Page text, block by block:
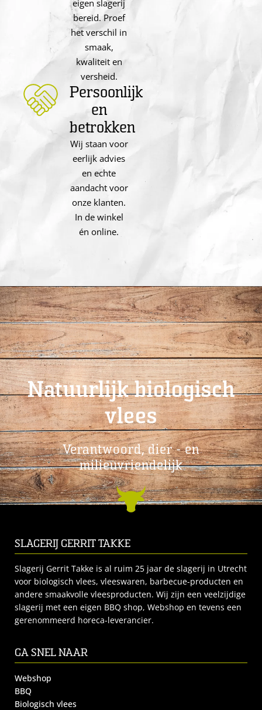
eigen slagerij
bereid. Proef
het verschil in
smaak,
kwaliteit en
versheid.
Persoonlijk
en
betrokken
Wij staan voor
eerlijk advies
en echte
aandacht voor
onze klanten.
In de winkel
én online.
Natuurlijk biologisch
vlees
Verantwoord, dier - en
milieuvriendelijk
SLAGERIJ GERRIT TAKKE
Slagerij Gerrit Takke is al ruim 25 jaar de slagerij in Utrecht
voor biologisch vlees, vleeswaren, barbecue-producten en
andere smaakvolle vleesproducten. Wij zijn een veelzijdige
slagerij met een eigen BBQ shop, Webshop en tevens een
gerenommeerd horeca-leverancier.
GA SNEL NAAR
Webshop
BBQ
Biologisch vlees